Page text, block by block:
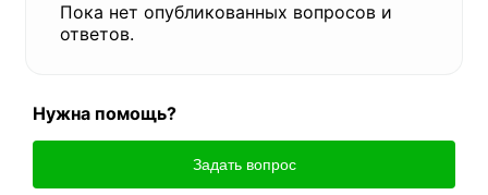
Пока нет опубликованных вопросов и
ответов.
Нужна помощь?
Задать вопрос